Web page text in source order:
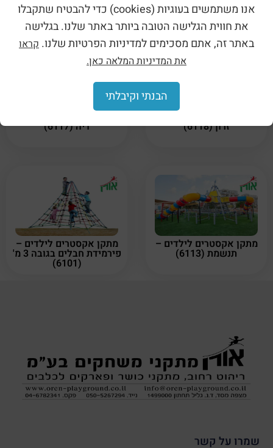
מוצרים קשורים
זרון (6118) דיה (6117)
מתקן אקסטרים לילדים –
תנשמת (6113)
מתקן אקסטרים לילדים –
פירמידת חבלים בגובה 3 מ'
(6101)
שמרו על קשר
אנו משתמשים בעוגיות (cookies) כדי להבטיח שתקבלו
את חווית הגלישה הטובה ביותר באתר שלנו. בגלישה
באתר זה, אתם מסכימים למדיניות הפרטיות שלנו. קראו
את המדיניות המלאה כאן.
הבנתי וקיבלתי